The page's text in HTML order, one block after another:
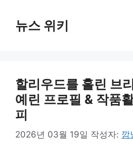
뉴스 위키
할리우드를 홀린 브
예린 프로필 & 작품
피
2026년 03월 19일 작성자: 깜